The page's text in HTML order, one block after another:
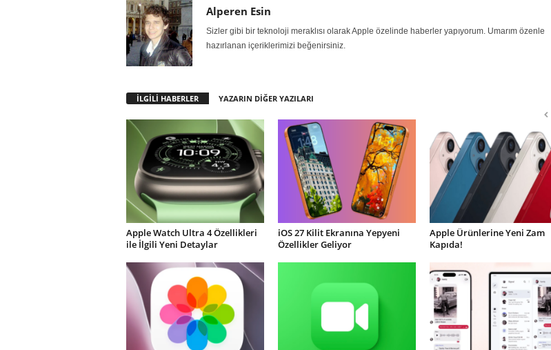
Alperen Esin
Sizler gibi bir teknoloji meraklısı olarak Apple özelinde haberler yapıyorum. Umarım özenle
hazırlanan içeriklerimizi beğenirsiniz.
İLGİLİ HABERLER YAZARIN DİĞER YAZILARI
Apple Watch Ultra 4 Özellikleri
ile İlgili Yeni Detaylar
iOS 27 Kilit Ekranına Yepyeni
Özellikler Geliyor
Apple Ürünlerine Yeni Zam
Kapıda!